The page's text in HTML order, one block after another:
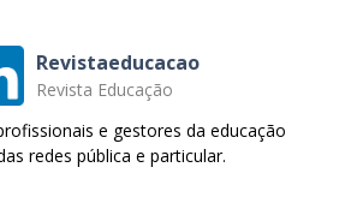
Revistaeducacao
Revista Educação
e gestores da educação
redes pública e particular.